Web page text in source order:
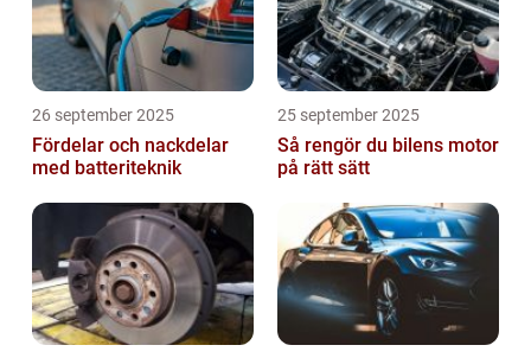
26 september 2025
Fördelar och nackdelar
med batteriteknik
25 september 2025
Så rengör du bilens motor
på rätt sätt